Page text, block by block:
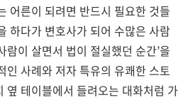
어른이 되려면 반드시 필요한 것들
하다가 변호사가 되어 수많은 사람
람이 살면서 법이 절실했던 순간’을
인 사례와 저자 특유의 유쾌한 스토
옆 테이블에서 들려오는 대화처럼 가